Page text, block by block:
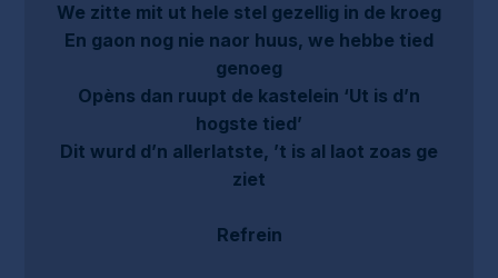
We zitte mit ut hele stel gezellig in de kroeg
En gaon nog nie naor huus, we hebbe tied
genoeg
Opèns dan ruupt de kastelein ‘Ut is d’n
hogste tied’
Dit wurd d’n allerlatste, ’t is al laot zoas ge
ziet
Refrein